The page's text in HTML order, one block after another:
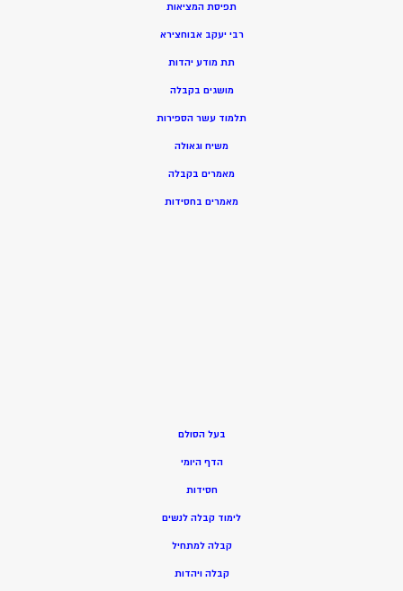
תפיסת המציאות
רבי יעקב אבוחצירא
תת מודע יהדות
מושגים בקבלה
תלמוד עשר הספירות
משיח וגאולה
מאמרים בקבלה
מאמרים בחסידות
בעל הסולם
הדף היומי
חסידות
לימוד קבלה לנשים
קבלה למתחיל
קבלה ויהדות